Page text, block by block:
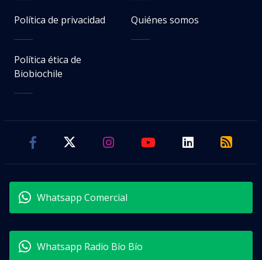
Política de privacidad Quiénes somos
Política ética de
Biobiochile
Whatsapp Comercial
Whatsapp Radio Bío Bío